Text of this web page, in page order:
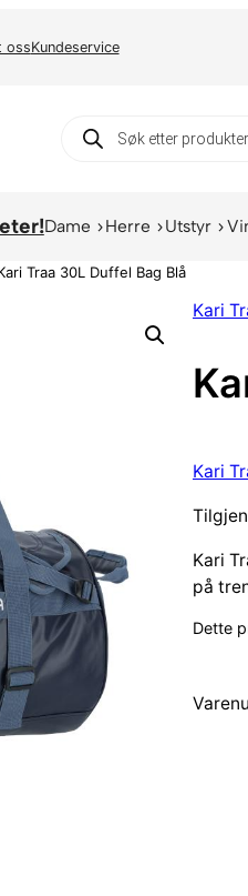
ossKundeservice
Products
search
Dame Herre Utstyr
Traa 30L Duffel Bag Blå
Kari
Kari
Kari
på
Dette